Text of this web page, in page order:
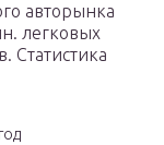
авторынка
легковых
Статистика